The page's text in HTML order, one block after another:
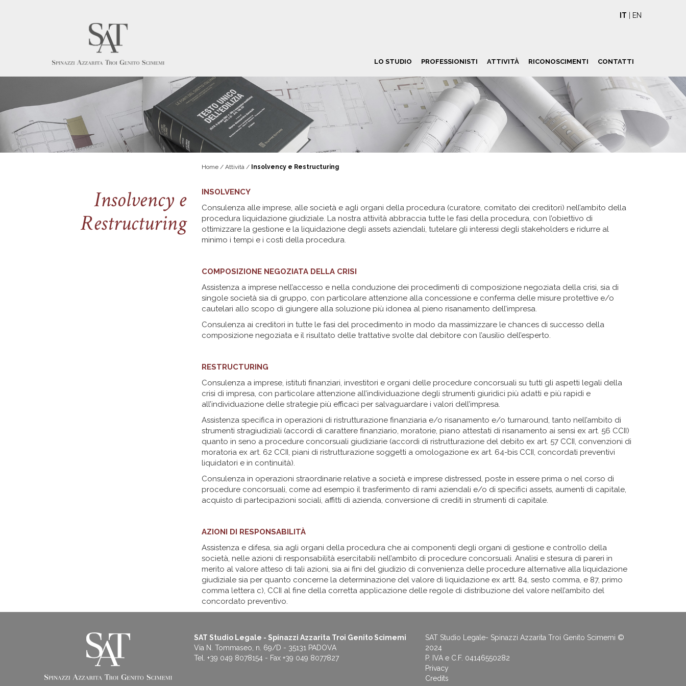
IT EN
LO STUDIO PROFESSIONISTI ATTIVITÀ RICONOSCIMENTI CONTATTI
Insolvency e
Restructuring
Home / Attività / Insolvency e Restructuring
INSOLVENCY
Consulenza alle imprese, alle società e agli organi della procedura (curatore, comitato dei creditori) nell’ambito della
procedura liquidazione giudiziale. La nostra attività abbraccia tutte le fasi della procedura, con l’obiettivo di
ottimizzare la gestione e la liquidazione degli assets aziendali, tutelare gli interessi degli stakeholders e ridurre al
minimo i tempi e i costi della procedura.
COMPOSIZIONE NEGOZIATA DELLA CRISI
Assistenza a imprese nell’accesso e nella conduzione dei procedimenti di composizione negoziata della crisi, sia di
singole società sia di gruppo, con particolare attenzione alla concessione e conferma delle misure protettive e/o
cautelari allo scopo di giungere alla soluzione più idonea al pieno risanamento dell’impresa.
Consulenza ai creditori in tutte le fasi del procedimento in modo da massimizzare le chances di successo della
composizione negoziata e il risultato delle trattative svolte dal debitore con l’ausilio dell’esperto.
RESTRUCTURING
Consulenza a imprese, istituti finanziari, investitori e organi delle procedure concorsuali su tutti gli aspetti legali della
crisi di impresa, con particolare attenzione all’individuazione degli strumenti giuridici più adatti e più rapidi e
all’individuazione delle strategie più efficaci per salvaguardare i valori dell’impresa.
Assistenza specifica in operazioni di ristrutturazione finanziaria e/o risanamento e/o turnaround, tanto nell’ambito di
strumenti stragiudiziali (accordi di carattere finanziario, moratorie, piano attestati di risanamento ai sensi ex art. 56 CCII)
quanto in seno a procedure concorsuali giudiziarie (accordi di ristrutturazione del debito ex art. 57 CCII, convenzioni di
moratoria ex art. 62 CCII, piani di ristrutturazione soggetti a omologazione ex art. 64-bis CCII, concordati preventivi
liquidatori e in continuità).
Consulenza in operazioni straordinarie relative a società e imprese distressed, poste in essere prima o nel corso di
procedure concorsuali, come ad esempio il trasferimento di rami aziendali e/o di specifici assets, aumenti di capitale,
acquisto di partecipazioni sociali, affitti di azienda, conversione di crediti in strumenti di capitale.
AZIONI DI RESPONSABILITÀ
Assistenza e difesa, sia agli organi della procedura che ai componenti degli organi di gestione e controllo della
società, nelle azioni di responsabilità esercitabili nell’ambito di procedure concorsuali. Analisi e stesura di pareri in
merito al valore atteso di tali azioni, sia ai fini del giudizio di convenienza delle procedure alternative alla liquidazione
giudiziale sia per quanto concerne la determinazione del valore di liquidazione ex artt. 84, sesto comma, e 87, primo
comma lettera c), CCII al fine della corretta applicazione delle regole di distribuzione del valore nell’ambito del
concordato preventivo.
SAT Studio Legale - Spinazzi Azzarita Troi Genito Scimemi
Via N. Tommaseo, n. 69/D - 35131 PADOVA
Tel. +39 049 8078154 - Fax +39 049 8077827
SAT Studio Legale- Spinazzi Azzarita Troi Genito Scimemi ©
2024
P. IVA e C.F. 04146550282
Privacy
Credits